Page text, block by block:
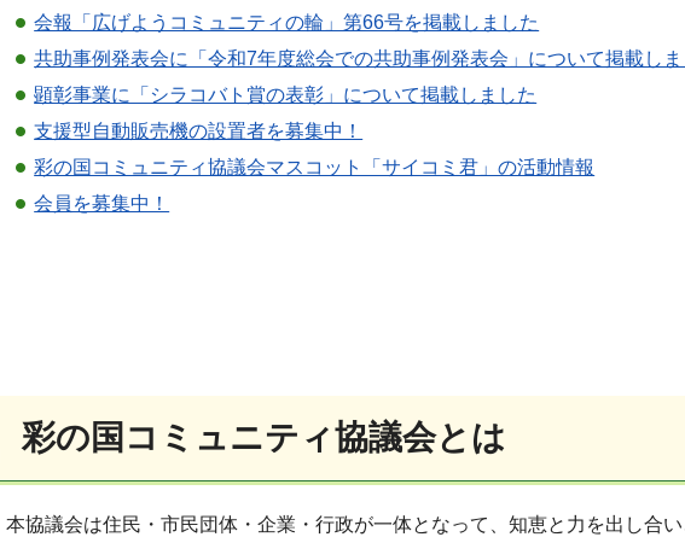
会報「広げようコミュニティの輪」第66号を掲載しました
共助事例発表会に「令和7年度総会での共助事例発表会」について掲載しま
顕彰事業に「シラコバト賞の表彰」について掲載しました
支援型自動販売機の設置者を募集中！
彩の国コミュニティ協議会マスコット「サイコミ君」の活動情報
会員を募集中！
彩の国コミュニティ協議会とは
本協議会は住民・市民団体・企業・行政が一体となって、知恵と力を出し合